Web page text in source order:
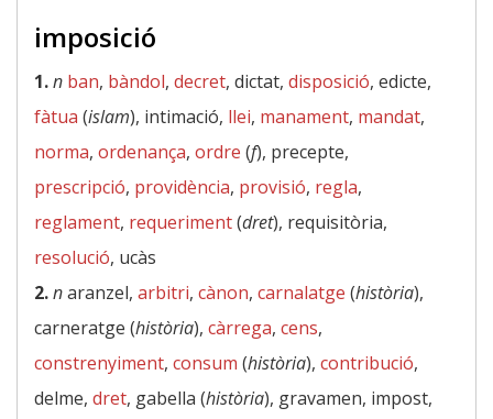
imposició
1.n ban, bàndol, decret, dictat, disposició, edicte,
fàtua (islam), intimació, llei, manament, mandat,
norma, ordenança, ordre (f), precepte,
prescripció, providència, provisió, regla,
reglament, requeriment(dret), requisitòria,
resolució, ucàs
2.naranzel, arbitri, cànon, carnalatge (història),
carneratge (història), càrrega, cens,
constrenyiment, consum (història), contribució,
delme, dret, gabella (història), gravamen, impost,